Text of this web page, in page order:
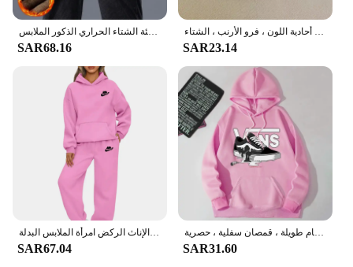
الصوف الرجال سروال قصير سراويل تقليدية الشنيل تمتد بلون الأعمال السراويل سميكة الدافئة الشتاء الحراري الذكور الملابس
SAR68.16
قبعات البيسبول أفخم للرجال والنساء ، قمة صلبة ، قبعات عادية ، رسالة معدنية ، سميكة ، قبعة الشمس الدافئة ، أحادية اللون ، فرو الأرنب ، الشتاء
SAR23.14
أزياء المرأة قطعتين مجموعة الشتاء الدافئة هوديس + السراويل البلوفرات بلوزات الإناث الركض امرأة الملابس البدلة
SAR67.04
كولاب سترات بغطاء رأس للرجال والنساء ، سترات كاجوال ، بلوزات برقبة مستديرة ، بلوفرات بأكمام طويلة ، قمصان سفلية ، حصرية
SAR31.60